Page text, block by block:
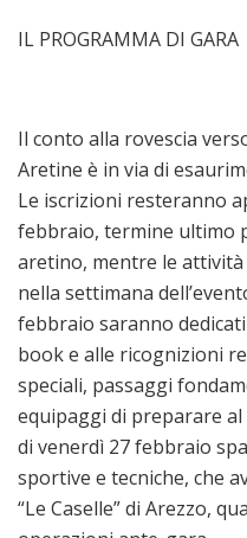
IL PROGRAMMA DI GARA
Il conto alla rovescia
Aretine è in via di
Le iscrizioni resteranno
febbraio, termine ultimo
aretino, mentre le
nella settimana
febbraio saranno
book e alle ricognizioni
speciali, passaggi
equipaggi di preparare
di venerdì 27 febbraio
sportive e tecniche, che
“Le Caselle” di Arezzo,